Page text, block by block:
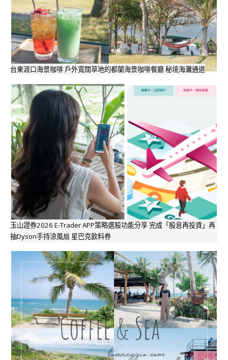
台東涯口海景咖啡 戶外寬闊草地的都蘭海景咖啡餐廳 秘境海灘通道
玉山證券2026 E-Trader APP策略選股功能分享 完成「股息再投資」再
抽Dyson手持涼風扇 星巴克飲料券